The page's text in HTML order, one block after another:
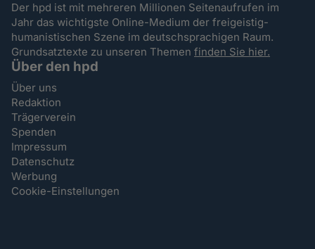
Der hpd ist mit mehreren Millionen Seitenaufrufen im
Jahr das wichtigste Online-Medium der freigeistig-
humanistischen Szene im deutschsprachigen Raum.
Grundsatztexte zu unseren Themenfinden Sie hier.
Über den hpd
Über uns
Redaktion
Trägerverein
Spenden
Impressum
Datenschutz
Werbung
Cookie-Einstellungen